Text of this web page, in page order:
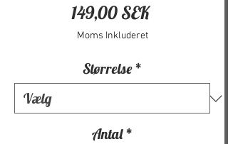
149,00 SEKPris
Moms Inkluderet
Størrelse *
Antal *